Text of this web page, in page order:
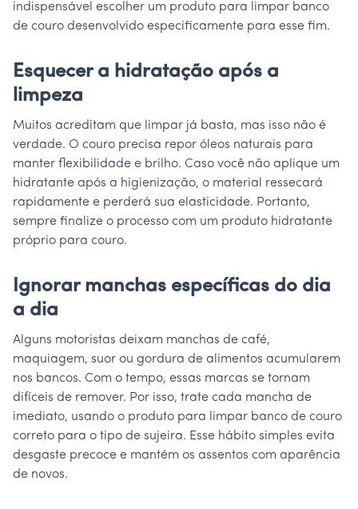
indispensável escolher um produto para limpar banco
de couro desenvolvido especificamente para esse fim.
Esquecer a hidratação após a
limpeza
Muitos acreditam que limpar já basta, mas isso não é
verdade. O couro precisa repor óleos naturais para
manter flexibilidade e brilho. Caso você não aplique um
hidratante após a higienização, o material ressecará
rapidamente e perderá sua elasticidade. Portanto,
sempre finalize o processo com um produto hidratante
próprio para couro.
Ignorar manchas específicas do dia
a dia
Alguns motoristas deixam manchas de café,
maquiagem, suor ou gordura de alimentos acumularem
nos bancos. Com o tempo, essas marcas se tornam
difíceis de remover. Por isso, trate cada mancha de
imediato, usando o produto para limpar banco de couro
correto para o tipo de sujeira. Esse hábito simples evita
desgaste precoce e mantém os assentos com aparência
de novos.